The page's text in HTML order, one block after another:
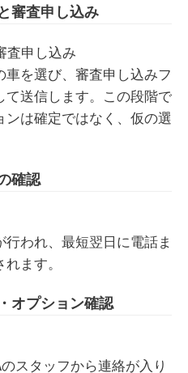
かれて最長の11年契約にし
算するとどちらとも言えな
遥かに安上がりだったと後
体制がかなり不親切です。
、契約後の不明点やトラブ
ポンスが遅く、担当者の対
ません。
内容によって走行距離制限
の車両状態によって追加費用
審査申し込み
を選び、審査申し込みフ
て送信します。この段階で
は確定ではなく、仮の選
確認
われ、最短翌日に電話ま
ます。
オプション確認
スタッフから連絡が入り